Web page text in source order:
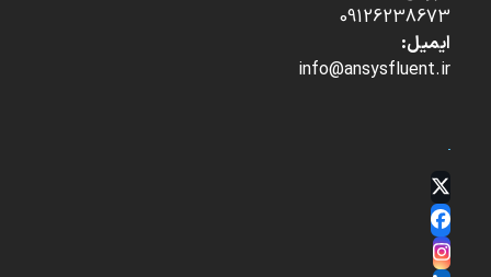
09126238673
ایمیل:
info@ansysfluent.ir
Twitter
(deprecated)
Facebook
Instagram